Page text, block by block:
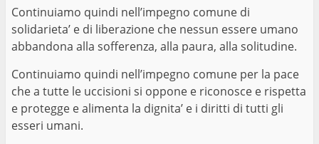
Continuiamo quindi nell’impegno comune di
solidarieta’ e di liberazione che nessun essere umano
abbandona alla sofferenza, alla paura, alla solitudine.
Continuiamo quindi nell’impegno comune per la pace
che a tutte le uccisioni si oppone e riconosce e rispetta
e protegge e alimenta la dignita’ e i diritti di tutti gli
esseri umani.